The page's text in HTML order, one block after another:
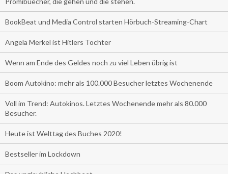
BookBeat und Media Control starten Hörbuch-Streaming-Chart
Angela Merkel ist Hitlers Tochter
Wenn am Ende des Geldes noch zu viel Leben übrig ist
Boom Autokino: mehr als 100.000 Besucher letztes Wochenende
Voll im Trend: Autokinos. Letztes Wochenende mehr als 80.000
Besucher.
Heute ist Welttag des Buches 2020!
Bestseller im Lockdown